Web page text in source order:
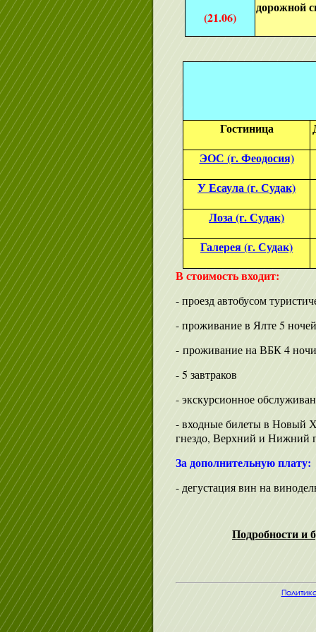
(21.06)
дорожной
Гостиница
ЭОС (г. Феодосия)
У Есаула (г. Судак)
Лоза (г. Судак)
Галерея (г. Судак)
В стоимость входит:
- проезд автобусом
- проживание в Ялте 5
- проживание на ВБК 4
- 5 завтраков
- экскурсионное
- входные билеты в Новый
гнездо, Верхний и Нижний
За дополнительную плату:
- дегустация вин на
Подробности и